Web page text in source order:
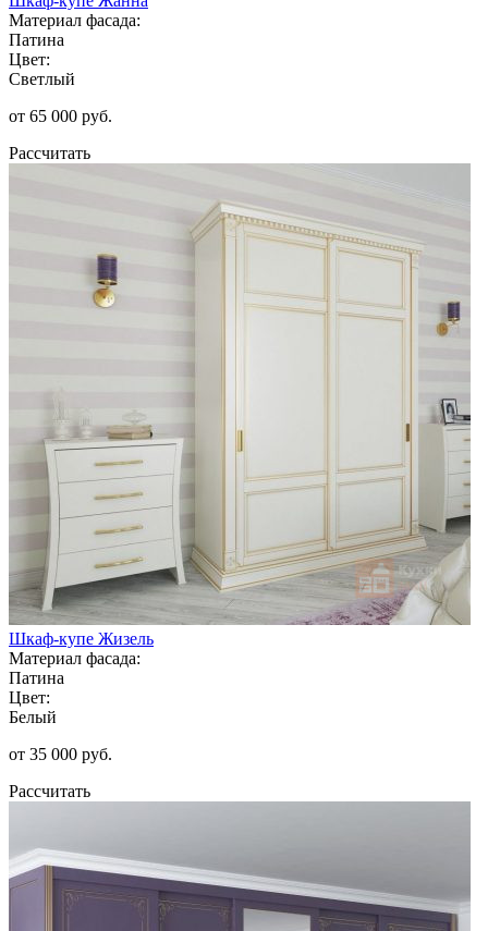
Материал фасада:
Патина
Цвет:
Светлый
от 65 000 руб.
Рассчитать
Шкаф-купе Жизель
Материал фасада:
Патина
Цвет:
Белый
от 35 000 руб.
Рассчитать